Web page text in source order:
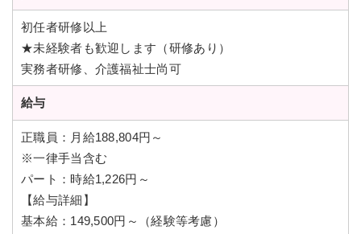
初任者研修以上
★未経験者も歓迎します（研修あり）
実務者研修、介護福祉士尚可
給与
正職員：月給188,804円～
※一律手当含む
パート：時給1,226円～
【給与詳細】
基本給：149,500円～（経験等考慮）
代表
042-375-6311
受診・入院相談
日曜・祝日・当院指定休診日を除く